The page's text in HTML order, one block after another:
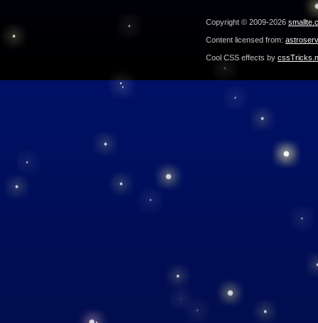
Copyright © 2009-2026
Content licensed from:
Cool CSS effects by